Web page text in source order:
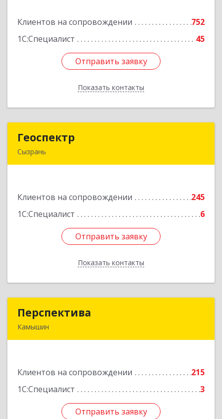
Клиентов на сопровождении
752
1С:Специалист
45
Отправить заявку
Показать контакты
Подробнее
Отправить заявку
Назад
Геоспектр
Сызрань
Клиентов на сопровождении
245
1С:Специалист
6
Отправить заявку
Показать контакты
Подробнее
Отправить заявку
Назад
Перспектива
Камышин
Клиентов на сопровождении
215
1С:Специалист
3
Отправить заявку
Подробнее
Отправить заявку